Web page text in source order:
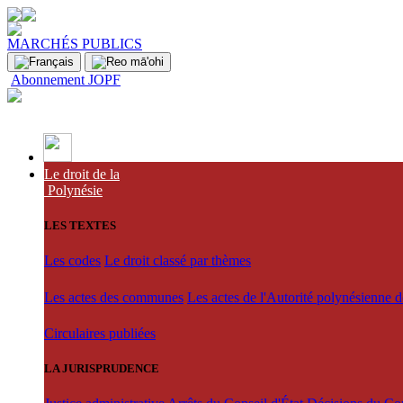
MARCHÉS PUBLICS
Abonnement JOPF
Le droit de la
Polynésie
LES TEXTES
Les codes Le droit classé par thèmes
Les actes des communes Les actes de l'Autorité polynésienne
Circulaires publiées
LA JURISPRUDENCE